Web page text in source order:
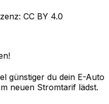
CC BY 4.0
günstiger du dein E-Auto
neuen Stromtarif lädst.